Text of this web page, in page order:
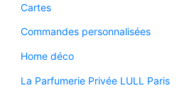
Cartes
Commandes personnalisées
Home déco
La Parfumerie Privée LULL Paris